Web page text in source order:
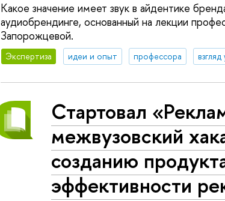
Какое значение имеет звук в айдентике
аудиобрендинге, основанный на лекции
Запорожцевой.
Экспертиза идеи и опыт профессора
Стартовал
межвузовский
созданию
эффективности